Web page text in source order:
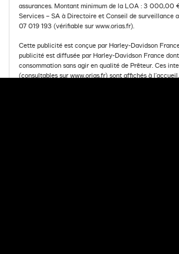
assurances. Montant minimum de la LOA : 3 000,00
Services – SA à Directoire et Conseil de surveillance
07 019 193 (vérifiable sur www.orias.fr).
Cette publicité est conçue par Harley-Davidson
publicité est diffusée par Harley-Davidson France
consommation sans agir en qualité de Prêteur. Ces
(consultables sur www.orias.fr) sont affichés à